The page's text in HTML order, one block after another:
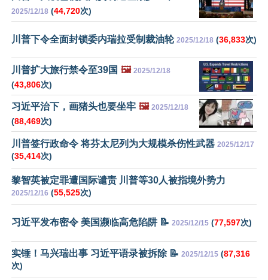
2025/12/18 (44,720次)
川普下令全面封锁委内瑞拉受制裁油轮 2025/12/18 (36,833次)
川普扩大旅行禁令至39国 🖼️ 2025/12/18
(43,806次)
习近平治下，画猪头也要坐牢 🖼️ 2025/12/18
(88,469次)
川普签行政命令 将芬太尼列为大规模杀伤性武器 2025/12/17
(35,414次)
黎智英被定罪遭国际谴责 川普等30人被指境外势力
2025/12/16 (55,525次)
习近平发布密令 美国濒临高危陷阱 📝 2025/12/15 (77,597次)
实锤！马兴瑞出事 习近平语录被拆除 📝 2025/12/15 (87,316
次)